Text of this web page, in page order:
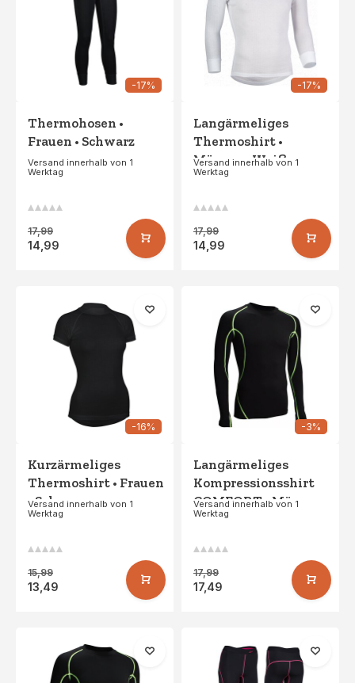
-17%
Thermohosen •
Frauen • Schwarz
Versand innerhalb von 1
Werktag
17,99
14,99
-17%
Langärmeliges
Thermoshirt •
Männer • Weiß
Versand innerhalb von 1
Werktag
17,99
14,99
-16%
Kurzärmeliges
Thermoshirt • Frauen
• Schwarz
Versand innerhalb von 1
Werktag
15,99
13,49
-3%
Langärmeliges
Kompressionsshirt
COMFORT • Männer •
Schwarz/FluoGelb
Versand innerhalb von 1
Werktag
17,99
17,49